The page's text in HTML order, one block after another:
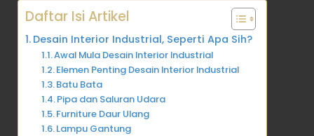
Daftar Isi Artikel
Desain Interior Industrial, Seperti Apa Sih?
Awal Mula Desain Interior Industrial
Elemen Penting Desain Interior Industrial
Batu Bata
Pipa dan Saluran Udara
Furniture Daur Ulang
Lampu Gantung